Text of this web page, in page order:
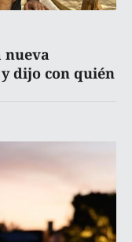
nueva
dijo con quién